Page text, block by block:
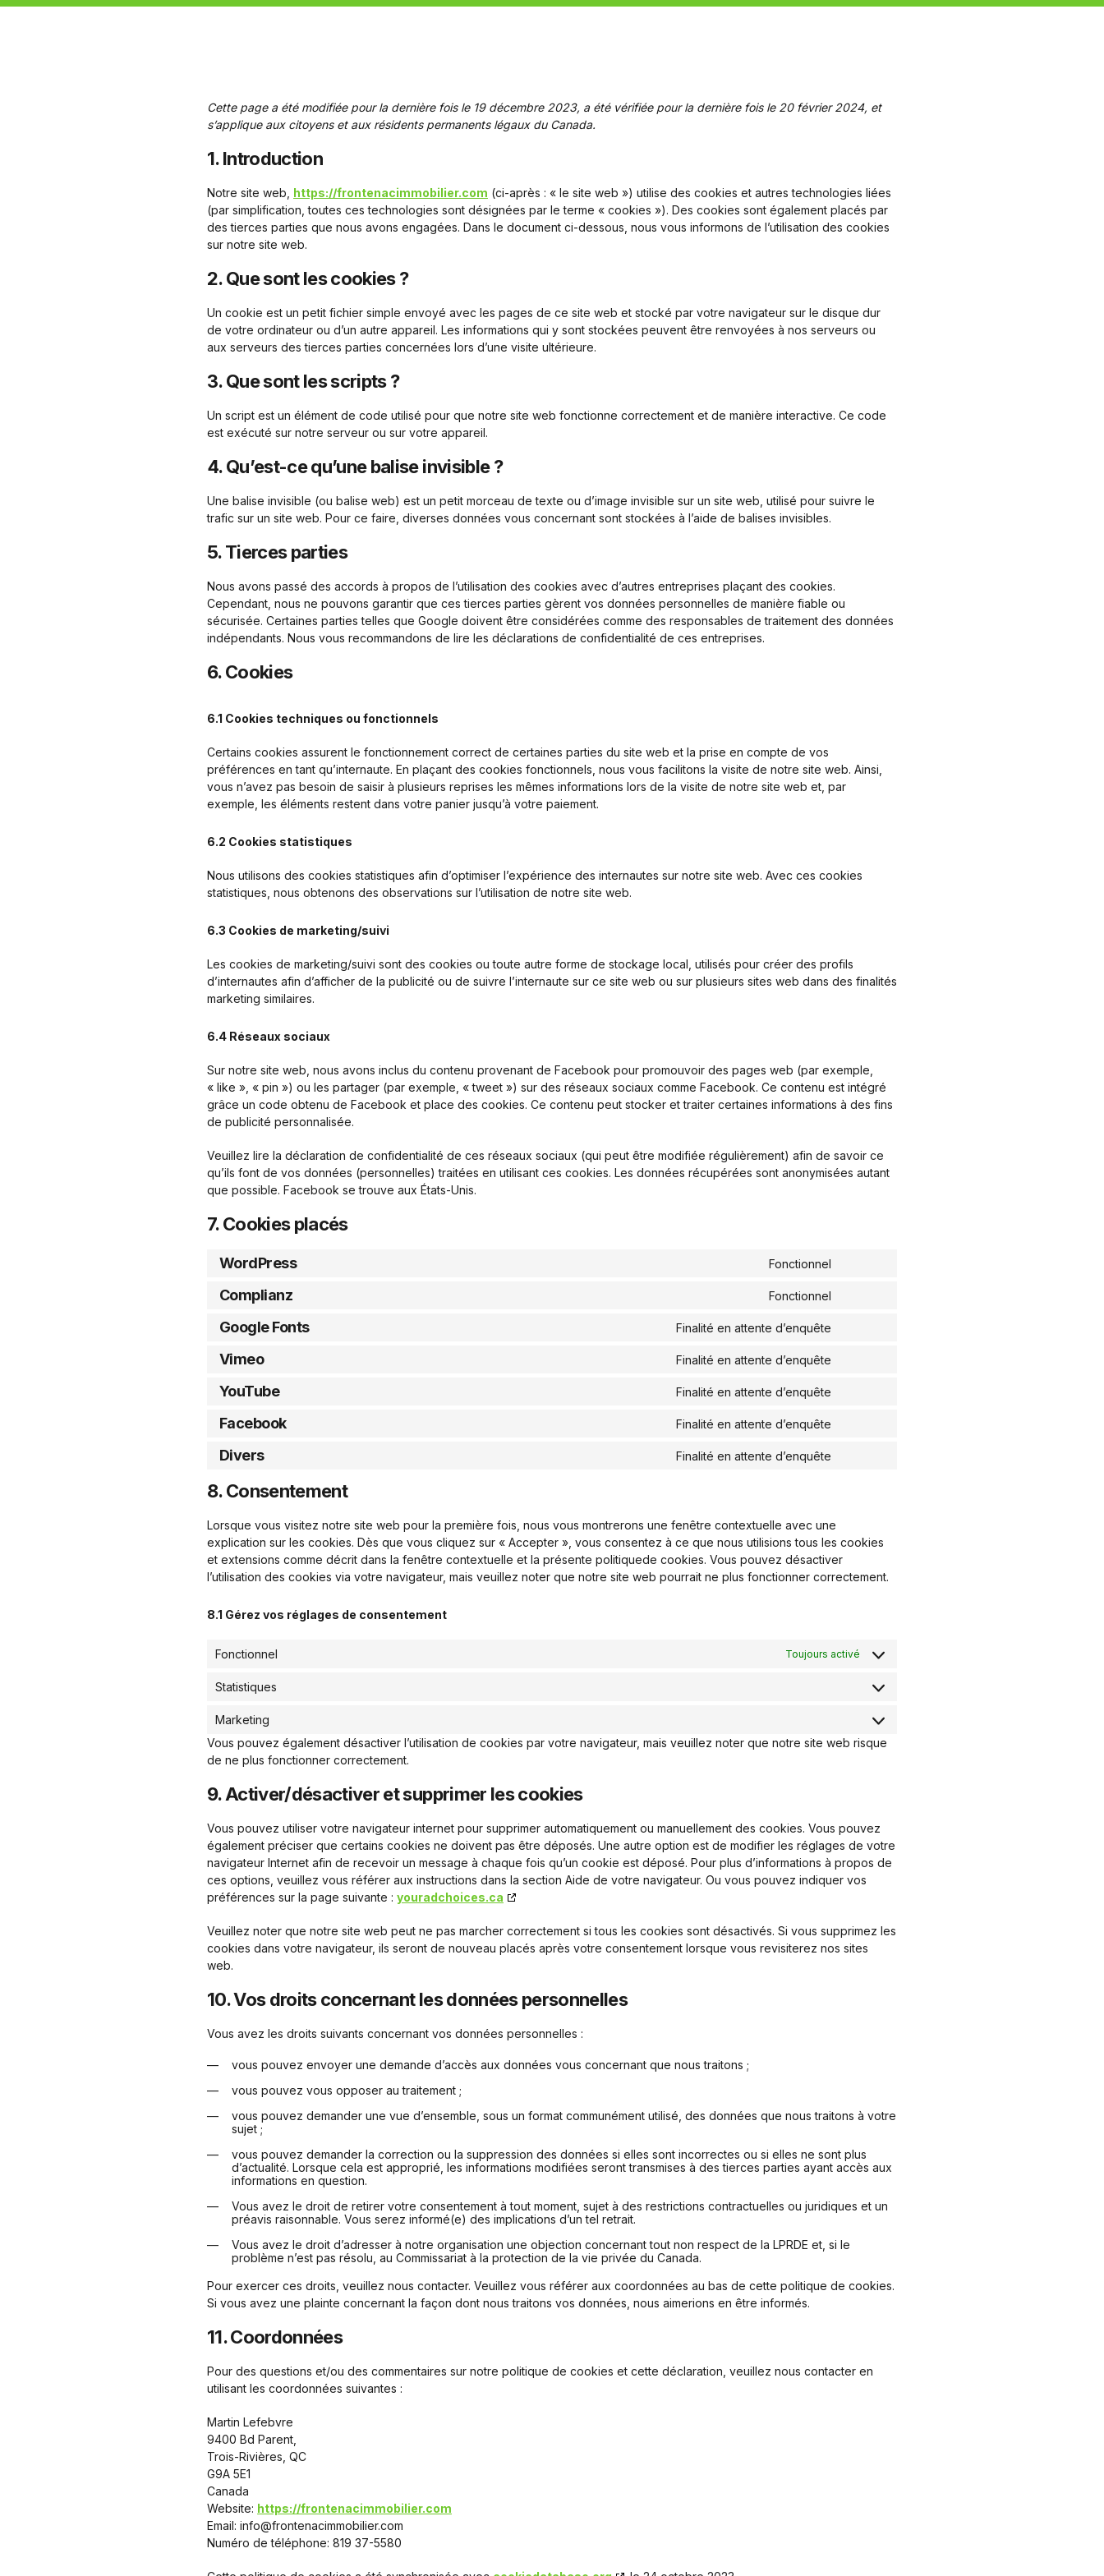
Cette page a été modifiée pour la dernière fois le 19 décembre 2023, a été vérifiée pour la dernière fois le 20 février 2024, et
s’applique aux citoyens et aux résidents permanents légaux du Canada.
1. Introduction
Notre site web, https://frontenacimmobilier.com (ci-après : « le site web ») utilise des cookies et autres technologies liées
(par simplification, toutes ces technologies sont désignées par le terme « cookies »). Des cookies sont également placés par
des tierces parties que nous avons engagées. Dans le document ci-dessous, nous vous informons de l’utilisation des cookies
sur notre site web.
2. Que sont les cookies ?
Un cookie est un petit fichier simple envoyé avec les pages de ce site web et stocké par votre navigateur sur le disque dur
de votre ordinateur ou d’un autre appareil. Les informations qui y sont stockées peuvent être renvoyées à nos serveurs ou
aux serveurs des tierces parties concernées lors d’une visite ultérieure.
3. Que sont les scripts ?
Un script est un élément de code utilisé pour que notre site web fonctionne correctement et de manière interactive. Ce code
est exécuté sur notre serveur ou sur votre appareil.
4. Qu’est-ce qu’une balise invisible ?
Une balise invisible (ou balise web) est un petit morceau de texte ou d’image invisible sur un site web, utilisé pour suivre le
trafic sur un site web. Pour ce faire, diverses données vous concernant sont stockées à l’aide de balises invisibles.
5. Tierces parties
Nous avons passé des accords à propos de l’utilisation des cookies avec d’autres entreprises plaçant des cookies.
Cependant, nous ne pouvons garantir que ces tierces parties gèrent vos données personnelles de manière fiable ou
sécurisée. Certaines parties telles que Google doivent être considérées comme des responsables de traitement des données
indépendants. Nous vous recommandons de lire les déclarations de confidentialité de ces entreprises.
6. Cookies
6.1 Cookies techniques ou fonctionnels
Certains cookies assurent le fonctionnement correct de certaines parties du site web et la prise en compte de vos
préférences en tant qu’internaute. En plaçant des cookies fonctionnels, nous vous facilitons la visite de notre site web. Ainsi,
vous n’avez pas besoin de saisir à plusieurs reprises les mêmes informations lors de la visite de notre site web et, par
exemple, les éléments restent dans votre panier jusqu’à votre paiement.
6.2 Cookies statistiques
Nous utilisons des cookies statistiques afin d’optimiser l’expérience des internautes sur notre site web. Avec ces cookies
statistiques, nous obtenons des observations sur l’utilisation de notre site web.
6.3 Cookies de marketing/suivi
Les cookies de marketing/suivi sont des cookies ou toute autre forme de stockage local, utilisés pour créer des profils
d’internautes afin d’afficher de la publicité ou de suivre l’internaute sur ce site web ou sur plusieurs sites web dans des finalités
marketing similaires.
6.4 Réseaux sociaux
Sur notre site web, nous avons inclus du contenu provenant de Facebook pour promouvoir des pages web (par exemple,
« like », « pin ») ou les partager (par exemple, « tweet ») sur des réseaux sociaux comme Facebook. Ce contenu est intégré
grâce un code obtenu de Facebook et place des cookies. Ce contenu peut stocker et traiter certaines informations à des fins
de publicité personnalisée.
Veuillez lire la déclaration de confidentialité de ces réseaux sociaux (qui peut être modifiée régulièrement) afin de savoir ce
qu’ils font de vos données (personnelles) traitées en utilisant ces cookies. Les données récupérées sont anonymisées autant
que possible. Facebook se trouve aux États-Unis.
7. Cookies placés
WordPress Fonctionnel
Complianz Fonctionnel
Google Fonts Finalité en attente d’enquête
Vimeo Finalité en attente d’enquête
YouTube Finalité en attente d’enquête
Facebook Finalité en attente d’enquête
Divers Finalité en attente d’enquête
8. Consentement
Lorsque vous visitez notre site web pour la première fois, nous vous montrerons une fenêtre contextuelle avec une
explication sur les cookies. Dès que vous cliquez sur « Accepter », vous consentez à ce que nous utilisions tous les cookies
et extensions comme décrit dans la fenêtre contextuelle et la présente politiquede cookies. Vous pouvez désactiver
l’utilisation des cookies via votre navigateur, mais veuillez noter que notre site web pourrait ne plus fonctionner correctement.
8.1 Gérez vos réglages de consentement
Fonctionnel Toujours activé
Statistiques
Statistiques
Marketing
Marketing
Vous pouvez également désactiver l’utilisation de cookies par votre navigateur, mais veuillez noter que notre site web risque
de ne plus fonctionner correctement.
9. Activer/désactiver et supprimer les cookies
Vous pouvez utiliser votre navigateur internet pour supprimer automatiquement ou manuellement des cookies. Vous pouvez
également préciser que certains cookies ne doivent pas être déposés. Une autre option est de modifier les réglages de votre
navigateur Internet afin de recevoir un message à chaque fois qu’un cookie est déposé. Pour plus d’informations à propos de
ces options, veuillez vous référer aux instructions dans la section Aide de votre navigateur. Ou vous pouvez indiquer vos
préférences sur la page suivante : youradchoices.ca
Veuillez noter que notre site web peut ne pas marcher correctement si tous les cookies sont désactivés. Si vous supprimez les
cookies dans votre navigateur, ils seront de nouveau placés après votre consentement lorsque vous revisiterez nos sites
web.
10. Vos droits concernant les données personnelles
Vous avez les droits suivants concernant vos données personnelles :
vous pouvez envoyer une demande d’accès aux données vous concernant que nous traitons ;
vous pouvez vous opposer au traitement ;
vous pouvez demander une vue d’ensemble, sous un format communément utilisé, des données que nous traitons à votre
sujet ;
vous pouvez demander la correction ou la suppression des données si elles sont incorrectes ou si elles ne sont plus
d’actualité. Lorsque cela est approprié, les informations modifiées seront transmises à des tierces parties ayant accès aux
informations en question.
Vous avez le droit de retirer votre consentement à tout moment, sujet à des restrictions contractuelles ou juridiques et un
préavis raisonnable. Vous serez informé(e) des implications d’un tel retrait.
Vous avez le droit d’adresser à notre organisation une objection concernant tout non respect de la LPRDE et, si le
problème n’est pas résolu, au Commissariat à la protection de la vie privée du Canada.
Pour exercer ces droits, veuillez nous contacter. Veuillez vous référer aux coordonnées au bas de cette politique de cookies.
Si vous avez une plainte concernant la façon dont nous traitons vos données, nous aimerions en être informés.
11. Coordonnées
Pour des questions et/ou des commentaires sur notre politique de cookies et cette déclaration, veuillez nous contacter en
utilisant les coordonnées suivantes :
Martin Lefebvre
9400 Bd Parent,
Trois-Rivières, QC
G9A 5E1
Canada
Website: https://frontenacimmobilier.com
Email: moc.reilibommicanetnorf@ofni
Numéro de téléphone: 819 37-5580